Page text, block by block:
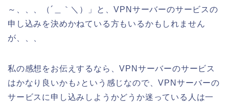
～、、、（´＿｀＼）」と、VPNサーバーのサービスの
申し込みを決めかねている方もいるかもしれません
が、、、
私の感想をお伝えするなら、VPNサーバーのサービス
はかなり良いかも♪という感じなので、VPNサーバーの
サービスに申し込みしようかどうか迷っている人は一